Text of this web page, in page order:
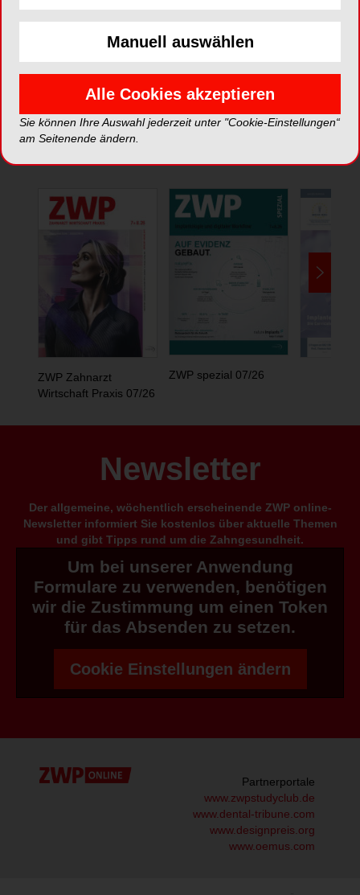
spiegeln nicht die Meinung der Redaktion wider.
ZWP Zahnarzt
Wirtschaft Praxis 07/26
ZWP spezial 07/26
Newsletter
Der allgemeine, wöchentlich erscheinende ZWP online-
Newsletter informiert Sie kostenlos über aktuelle Themen
und gibt Tipps rund um die Zahngesundheit.
Um bei unserer Anwendung
Formulare zu verwenden, benötigen
wir die Zustimmung um einen Token
für das Absenden zu setzen.
Cookie Einstellungen ändern
Partnerportale
www.zwpstudyclub.de
www.dental-tribune.com
www.designpreis.org
www.oemus.com
Manuell auswählen
Alle Cookies akzeptieren
Sie können Ihre Auswahl jederzeit unter "Cookie-Einstellungen“
am Seitenende ändern.